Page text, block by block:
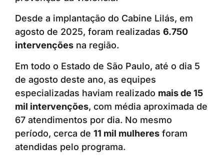
Desde a implantação do Cabine Lilás, em
agosto de 2025, foram realizadas 6.750
intervenções na região.
Em todo o Estado de São Paulo, até o dia 5
de agosto deste ano, as equipes
especializadas haviam realizado mais de 15
mil intervenções, com média aproximada de
67 atendimentos por dia. No mesmo
período, cerca de 11 mil mulheres foram
atendidas pelo programa.